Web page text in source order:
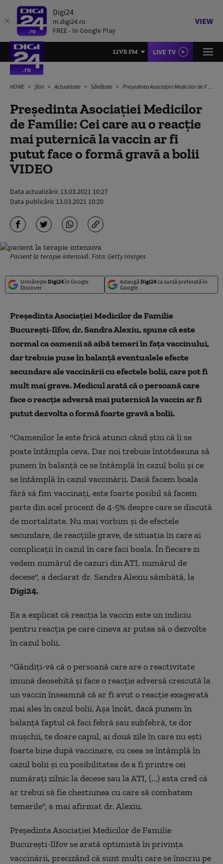
Digi24
m.digi24.ro
FREE - In Google Play
VIEW
LIVE FM LIVE TV
HOME Știri Actualitate Sănătate Preşedinta Asociaţiei Medicilor de Familie: Cei care au o reacție mai puternică la vaccin ar fi putut face o formă gravă a bolii VIDEO
Preşedinta Asociaţiei Medicilor
de Familie: Cei care au o reacție
mai puternică la vaccin ar fi
putut face o formă gravă a bolii
VIDEO
Data actualizării: 13.03.2021 10:27
Data publicării: 13.03.2021 10:20
Pacient la terapie intensivă. Foto: Getty Images
Urmărește Digi24în Google
Discover
Adaugă Digi24ca sursă preferată în
Google
Preşedinta Asociaţiei Medicilor de Familie
București-Ilfov, dr. Sandra Alexiu, spune că este
normal ca oamenii să aibă temeri în fața vaccinului,
dar trebuie puse în balanță eventualele efecte
secundare ale vaccinării cu efectele bolii, care pot fi
mult mai grave. Medicul arată că o persoană care
face o reacție adversă mai puternică la vaccin ar fi
putut dezvolta o formă foarte gravă a bolii.
"Oamenilor le este frică atunci când știu că li se
poate întâmpla ceva. Dar noi trebuie întotdeauna să
punem în balanță ce se întâmplă în cazul bolii și ce
se întâmplă în cazul vaccinării. Dacă facem boala
fără să fim vaccinați, este foarte posibil să facem
parte din acel procent de 4-5% despre care se discută
de mortalitate. Nu mai vorbim și de efectele
secundare, de reacțiile grave, de situația în care ai
complicații în cazul în care faci boala. În fiecare zi
vedem numărul de cazuri din ATI, numărul de
decese", a declarat dr. Sandra Alexiu sâmbătă, la
Digi24.
Ea a explicat că reacția la vaccin este un indiciu
pentru reacția pe care cineva ar putea să o dezvolte
în cazul bolii.
"Gândiți-vă că o persoană care are o reactivitate
imună deosebită și face o reacție adversă crescută la
un vaccin înseamnă că ar fi avut o reacție exagerată
mai ales în cazul bolii. Așa încât, dacă punem în
balanță faptul că faci febră sau subfebră, te dor
mușchii, te doare capul, ai două zile în care nu ești
foarte bine după vaccinare, cu ceea se întâmplă în
cazul bolii și cu posibilitatea de a fi printre cei
numărați zilnic la decese sau la ATI, (...) asta cred că
ar trebui să fie chestiunea cu care să combatem
temerile", a mai afirmat dr. Alexiu.
Preşedinta Asociaţiei Medicilor de Familie
București-Ilfov se arată optimistă în privința
vaccinării, precizând că sunt mulți care se înscriu pe